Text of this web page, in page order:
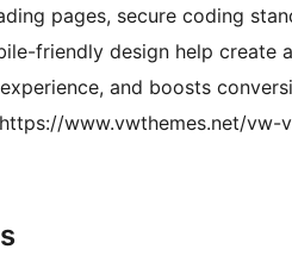
pages, secure coding
friendly design help create
and boosts
www.vwthemes.net/